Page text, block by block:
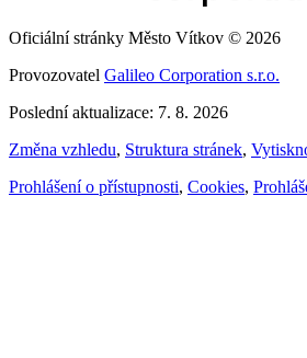
Oficiální stránky Město Vítkov © 2026
Provozovatel Galileo Corporation s.r.o.
Poslední aktualizace: 7. 8. 2026
Změna vzhledu, Struktura stránek,
Prohlášení o přístupnosti, Cookies,